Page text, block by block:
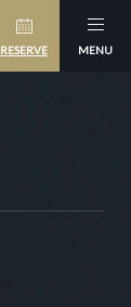
RESERVE MENU